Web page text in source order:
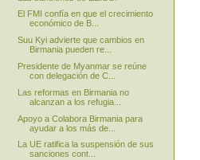
El FMI confía en que el crecimiento
económico de B...
Suu Kyi advierte que cambios en
Birmania pueden re...
Presidente de Myanmar se reúne
con delegación de C...
Las reformas en Birmania no
alcanzan a los refugia...
Apoyo a Colabora Birmania para
ayudar a los más de...
La UE ratifica la suspensión de sus
sanciones cont...